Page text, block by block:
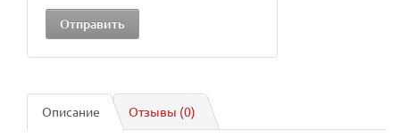
Описание Отзывы (0)